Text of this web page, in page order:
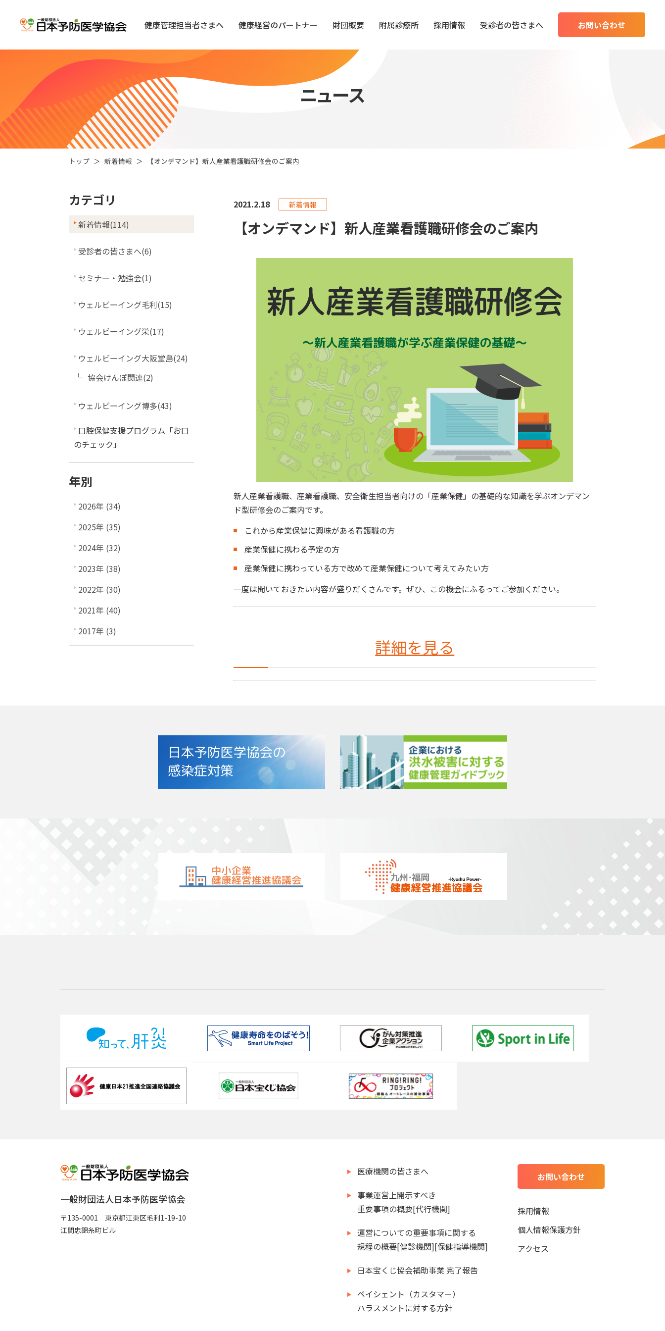
健康管理担当者さまへ 健康経営のパートナー 財団概要 附属診療所 採用情報 受診者の皆さまへ お問い合わせ
ニュース
トップ 新着情報 【オンデマンド】新人産業看護職研修会のご案内
2021.2.18 新着情報
【オンデマンド】新人産業看護職研修会のご案内
新人産業看護職、産業看護職、安全衛生担当者向けの「産業保健」の基礎的な知識を学ぶオンデマン
ド型研修会のご案内です。
これから産業保健に興味がある看護職の方
産業保健に携わる予定の方
産業保健に携わっている方で改めて産業保健について考えてみたい方
一度は聞いておきたい内容が盛りだくさんです。ぜひ、この機会にふるってご参加ください。
詳細を見る
カテゴリ
新着情報(114)
受診者の皆さまへ(6)
セミナー・勉強会(1)
ウェルビーイング毛利(15)
ウェルビーイング栄(17)
ウェルビーイング大阪堂島(24)
協会けんぽ関連(2)
ウェルビーイング博多(43)
口腔保健支援プログラム「お口
のチェック」
年別
2026年 (34)
2025年 (35)
2024年 (32)
2023年 (38)
2022年 (30)
2021年 (40)
2017年 (3)
一般財団法人日本予防医学協会
〒135-0001 東京都江東区毛利1-19-10
江間忠錦糸町ビル
医療機関の皆さまへ
事業運営上開示すべき
重要事項の概要[代行機関]
運営についての重要事項に関する
規程の概要[健診機関][保健指導機関]
日本宝くじ協会補助事業 完了報告
ペイシェント（カスタマー）
ハラスメントに対する方針
お問い合わせ
採用情報
個人情報保護方針
アクセス